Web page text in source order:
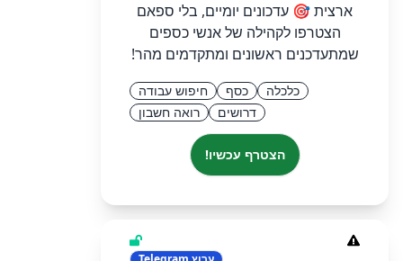
ארצית 🎯 עדכונים יומיים, בלי ספאם
הצטרפו לקהילה של אנשי כספים
שמתעדכנים ראשונים ומתקדמים מהר!
כלכלה כסף
חיפוש עבודה
דרושים
רואה חשבון
הצטרף עכשיו!